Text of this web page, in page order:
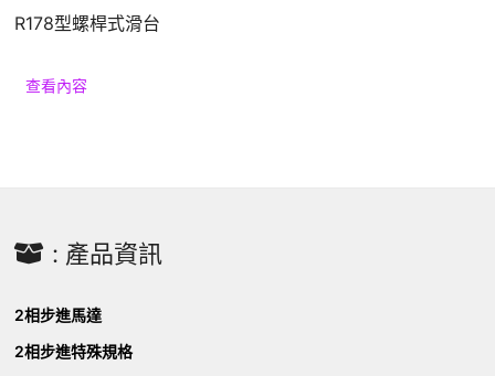
R178型螺桿式滑台
查看內容
: 產品資訊
2相步進馬達
2相步進特殊規格